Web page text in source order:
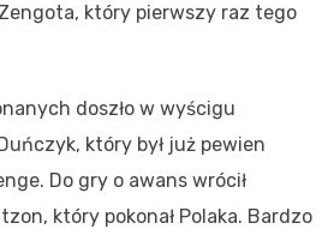
który pierwszy raz tego
doszło w wyścigu
który był już pewien
Do gry o awans wrócił
który pokonał Polaka. Bardzo